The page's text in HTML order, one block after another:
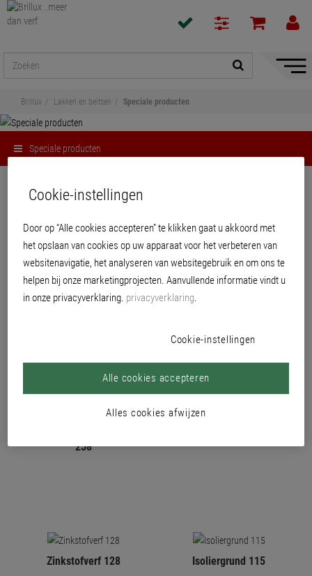
Brillux Lakken en beitsen Speciale producten
Speciale producten
Speciale producten
PRODUCTEN
258
Zinkstofverf 128 Isoliergrund 115
Cookie-instellingen
Door op “Alle cookies accepteren” te klikken gaat u akkoord met
het opslaan van cookies op uw apparaat voor het verbeteren van
websitenavigatie, het analyseren van websitegebruik en om ons te
helpen bij onze marketingprojecten. Aanvullende informatie vindt u
in onze privacyverklaring. privacyverklaring.
Cookie-instellingen
Alles cookies afwijzen
Alle cookies accepteren